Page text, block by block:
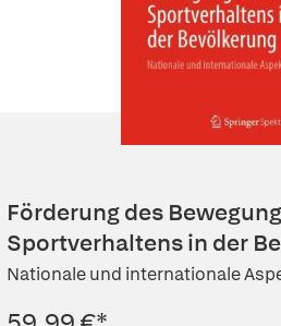
Förderung des
Sportverhaltens in der
Nationale und internationale